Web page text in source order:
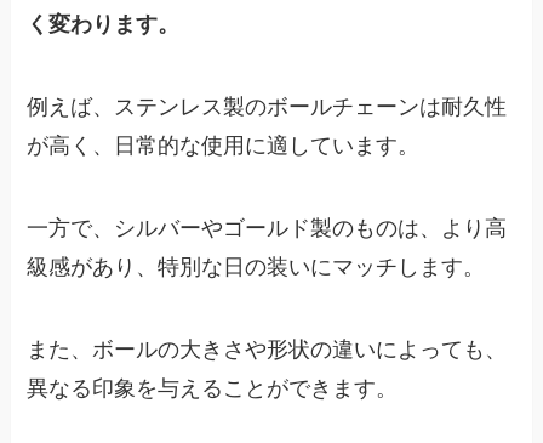
く変わります。
例えば、ステンレス製のボールチェーンは耐久性
が高く、日常的な使用に適しています。
一方で、シルバーやゴールド製のものは、より高
級感があり、特別な日の装いにマッチします。
また、ボールの大きさや形状の違いによっても、
異なる印象を与えることができます。